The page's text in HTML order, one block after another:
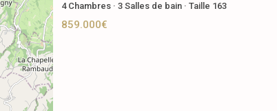
4Chambres · 3 Salles de bain · Taille 163
859.000€